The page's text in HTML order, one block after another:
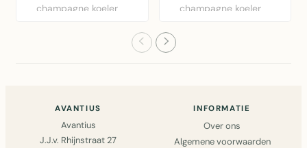
champagne koeler
champagne koeler
AVANTIUS
Avantius
J.J.v. Rhijnstraat 27
INFORMATIE
Over ons
Algemene voorwaarden